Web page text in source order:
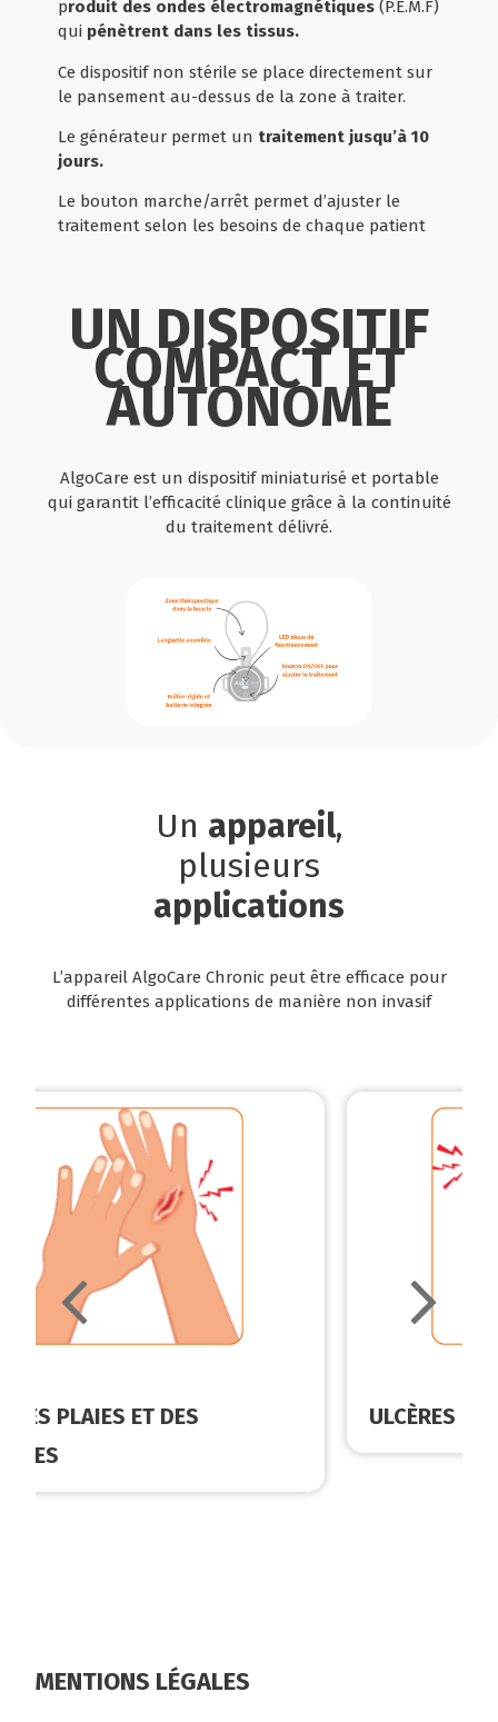
produit des ondes électromagnétiques (P.E.M.F)
qui pénètrent dans les tissus.
Ce dispositif non stérile se place directement sur
le pansement au-dessus de la zone à traiter.
Le générateur permet un traitement jusqu’à 10
jours.
Le bouton marche/arrêt permet d’ajuster le
traitement selon les besoins de chaque patient
UN DISPOSITIF
COMPACT ET
AUTONOME
AlgoCare est un dispositif miniaturisé et portable
qui garantit l’efficacité clinique grâce à la continuité
du traitement délivré.
Un appareil,
plusieurs
applications
L’appareil AlgoCare Chronic peut être efficace pour
différentes applications de manière non invasif
ULCÈRES CUTANÉS
MENTIONS LÉGALES